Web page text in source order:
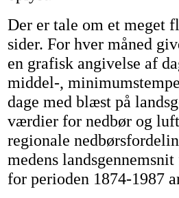
Der er tale om et meget
sider. For hver måned
en grafisk angivelse af
middel-,
dage med blæst på
værdier for nedbør og
regionale
medens
for perioden 1874-1987